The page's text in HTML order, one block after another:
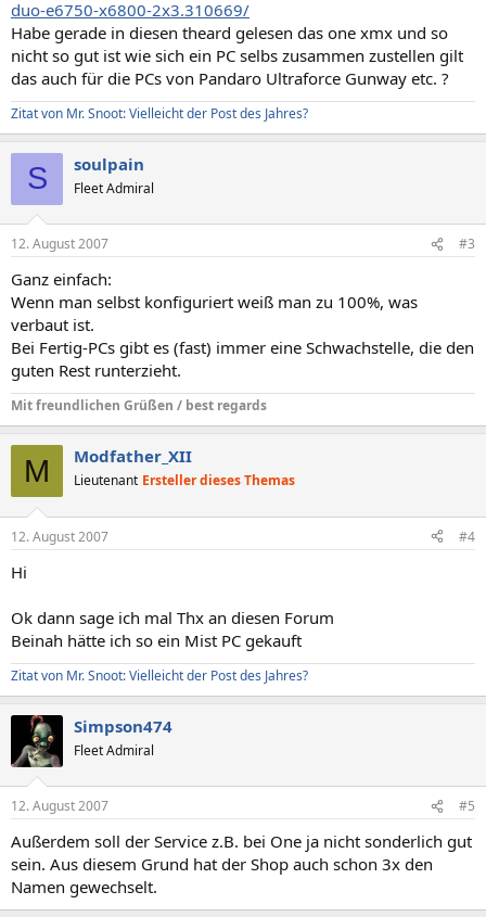
duo-e6750-x6800-2x3.310669/
Habe gerade in diesen theard gelesen das one xmx und so
nicht so gut ist wie sich ein PC selbs zusammen zustellen gilt
das auch für die PCs von Pandaro Ultraforce Gunway etc. ?
Zitat von Mr. Snoot: Vielleicht der Post des Jahres?
S soulpain
Fleet Admiral
12. August 2007 #3
Ganz einfach:
Wenn man selbst konfiguriert weiß man zu 100%, was
verbaut ist.
Bei Fertig-PCs gibt es (fast) immer eine Schwachstelle, die den
guten Rest runterzieht.
Mit freundlichen Grüßen / best regards
M Modfather_XII
Lieutenant Ersteller dieses Themas
12. August 2007 #4
Hi
Ok dann sage ich mal Thx an diesen Forum
Beinah hätte ich so ein Mist PC gekauft
Zitat von Mr. Snoot: Vielleicht der Post des Jahres?
Simpson474
Fleet Admiral
12. August 2007 #5
Außerdem soll der Service z.B. bei One ja nicht sonderlich gut
sein. Aus diesem Grund hat der Shop auch schon 3x den
Namen gewechselt.